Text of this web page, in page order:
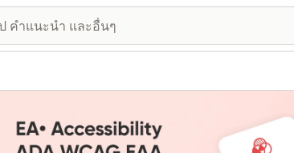
เลอรีรูปภาพที่แสดง